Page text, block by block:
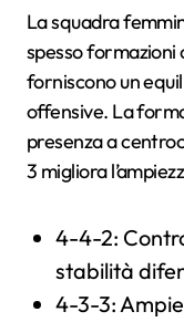
La squadra
spesso
forniscono un
offensive. La
presenza a
3 migliora
4-4-2:
stabilità
4-3-3: